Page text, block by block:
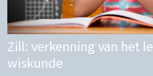
Zill: verkenning van het
wiskunde